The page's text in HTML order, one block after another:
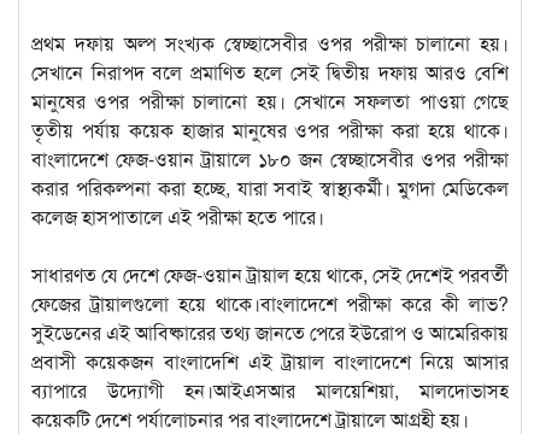
প্রথম দফায় অল্প সংখ্যক স্বেচ্ছাসেবীর ওপর পরীক্ষা চালানো হয়।
সেখানে নিরাপদ বলে প্রমাণিত হলে সেই দ্বিতীয় দফায় আরও বেশি
মানুষের ওপর পরীক্ষা চালানো হয়। সেখানে সফলতা পাওয়া গেছে
তৃতীয় পর্যায় কয়েক হাজার মানুষের ওপর পরীক্ষা করা হয়ে থাকে।
বাংলাদেশে ফেজ-ওয়ান ট্রায়ালে ১৮০ জন স্বেচ্ছাসেবীর ওপর পরীক্ষা
করার পরিকল্পনা করা হচ্ছে, যারা সবাই স্বাস্থ্যকর্মী। মুগদা মেডিকেল
কলেজ হাসপাতালে এই পরীক্ষা হতে পারে।
সাধারণত যে দেশে ফেজ-ওয়ান ট্রায়াল হয়ে থাকে, সেই দেশেই পরবর্তী
ফেজের ট্রায়ালগুলো হয়ে থাকে।বাংলাদেশে পরীক্ষা করে কী লাভ?
সুইডেনের এই আবিষ্কারের তথ্য জানতে পেরে ইউরোপ ও আমেরিকায়
প্রবাসী কয়েকজন বাংলাদেশি এই ট্রায়াল বাংলাদেশে নিয়ে আসার
ব্যাপারে উদ্যোগী হন।আইএসআর মালয়েশিয়া, মালদোভাসহ
কয়েকটি দেশে পর্যালোচনার পর বাংলাদেশে ট্রায়ালে আগ্রহী হয়।